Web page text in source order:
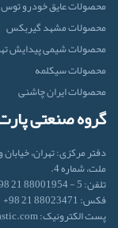
محصولات عایق خودرو توس
محصولات مشهد گیربکس
محصولات شیمی پیدایش
محصولات سیکلمه
محصولات ایران‌ چاشنی
گروه صنعتی
دفتر مرکزی: تهران،
ملت، شماره 4.
تلفن: 5 - 88001954 21 98+
فکس: 88023471 21 98+
پست الکترونیک: tehranoffice[@]partlastic.com